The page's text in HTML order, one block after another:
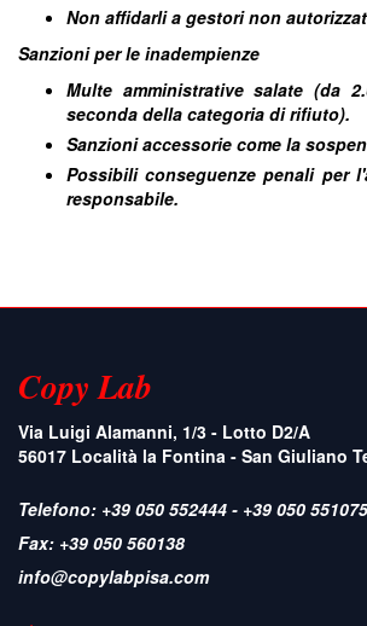
Non affidarli a gestori non
Sanzioni per le inadempienze
Multe amministrative salate (da
seconda della categoria di rifiuto).
Sanzioni accessorie come la
Possibili conseguenze penali per
responsabile.
Copy Lab
Via Luigi Alamanni, 1/3 - Lotto D2/A
56017 Località la Fontina - San Giuliano
Telefono: +39 050 552444 - +39 050 551075
Fax: +39 050 560138
info@copylabpisa.com